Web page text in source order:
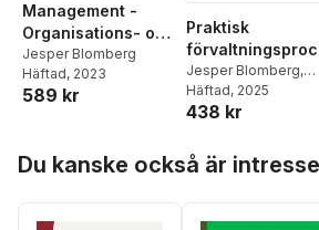
Management -
Organisations- och
ledarskapsanalys
Jesper Blomberg
Häftad, 2023
589 kr
Praktisk
s : en handbok för
den som har med
Jesper Blomberg,
Patrik Södergren
Häftad, 2025
438 kr
Du kanske också är